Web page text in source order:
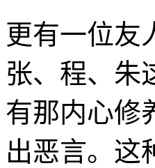
更有一位友
张、程、朱
有那内心修
出恶言。这